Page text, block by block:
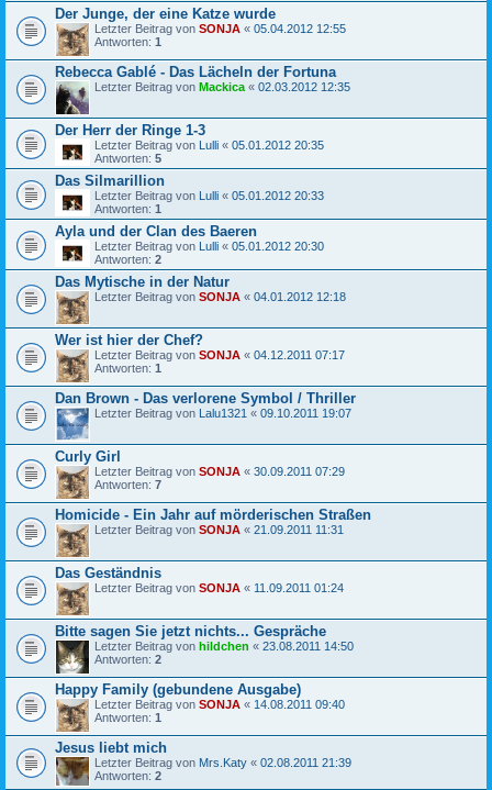
Der Junge, der eine Katze wurde
Letzter Beitrag von SONJA « 05.04.2012 12:55
Antworten: 1
Rebecca Gablé - Das Lächeln der Fortuna
Letzter Beitrag von Mackica « 02.03.2012 12:35
Der Herr der Ringe 1-3
Letzter Beitrag von Lulli « 05.01.2012 20:35
Antworten: 5
Das Silmarillion
Letzter Beitrag von Lulli « 05.01.2012 20:33
Antworten: 1
Ayla und der Clan des Baeren
Letzter Beitrag von Lulli « 05.01.2012 20:30
Antworten: 2
Das Mytische in der Natur
Letzter Beitrag von SONJA « 04.01.2012 12:18
Wer ist hier der Chef?
Letzter Beitrag von SONJA « 04.12.2011 07:17
Antworten: 1
Dan Brown - Das verlorene Symbol / Thriller
Letzter Beitrag von Lalu1321 « 09.10.2011 19:07
Curly Girl
Letzter Beitrag von SONJA « 30.09.2011 07:29
Antworten: 7
Homicide - Ein Jahr auf mörderischen Straßen
Letzter Beitrag von SONJA « 21.09.2011 11:31
Das Geständnis
Letzter Beitrag von SONJA « 11.09.2011 01:24
Bitte sagen Sie jetzt nichts... Gespräche
Letzter Beitrag von hildchen « 23.08.2011 14:50
Antworten: 2
Happy Family (gebundene Ausgabe)
Letzter Beitrag von SONJA « 14.08.2011 09:40
Antworten: 1
Jesus liebt mich
Letzter Beitrag von Mrs.Katy « 02.08.2011 21:39
Antworten: 2